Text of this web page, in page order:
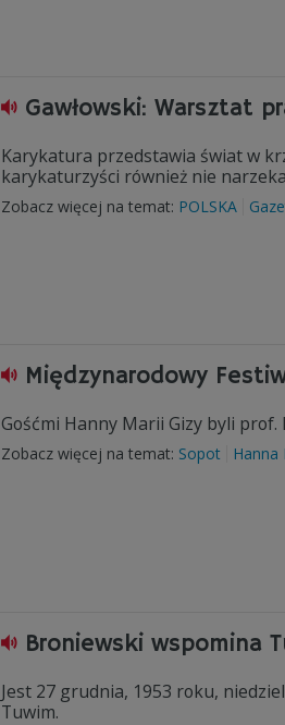
Gawłowski: Warsztat
Karykatura przedstawia świat w
karykaturzyści również nie
Zobacz więcej na temat: POLSKA
Międzynarodowy
Gośćmi Hanny Marii Gizy byli prof.
Zobacz więcej na temat: Sopot Hanna
Broniewski wspomina
Jest 27 grudnia, 1953 roku,
Tuwim.